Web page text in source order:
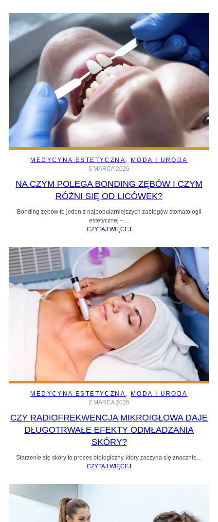
MEDYCYNA ESTETYCZNA ,
MODA I URODA
5 MARCA 2026
NA CZYM POLEGA BONDING ZĘBÓW I CZYM
RÓŻNI SIĘ OD LICÓWEK?
Bonding zębów to jeden z najpopularniejszych zabiegów stomatologii
estetycznej –…
CZYTAJ WIĘCEJ
MEDYCYNA ESTETYCZNA , MODA I URODA
2 MARCA 2026
CZY RADIOFREKWENCJA MIKROIGŁOWA DAJE
DŁUGOTRWAŁE EFEKTY ODMŁADZANIA
SKÓRY?
Starzenie się skóry to proces biologiczny, który zaczyna się znacznie…
CZYTAJ WIĘCEJ